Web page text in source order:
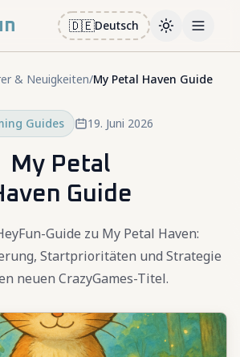
🇩🇪Deutsch ToggleOpen
& Neuigkeiten/My Petal Haven Guide
Guides 19. Juni 2026
My Petal
Guide
Guide zu My Petal Haven:
Startprioritäten und Strategie
neuen CrazyGames-Titel.